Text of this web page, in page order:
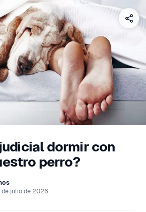
dormir con
perro?
de julio de 2026